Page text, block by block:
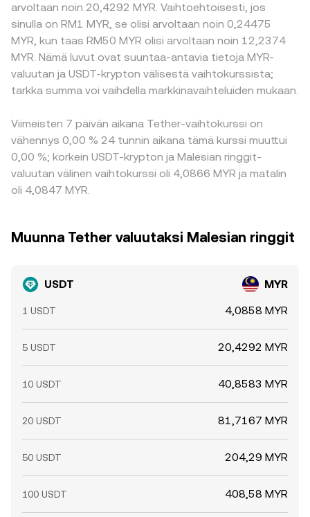
arvoltaan noin 20,4292 MYR. Vaihtoehtoisesti, jos
sinulla on RM1 MYR, se olisi arvoltaan noin 0,24475
MYR, kun taas RM50 MYR olisi arvoltaan noin 12,2374
MYR. Nämä luvut ovat suuntaa-antavia tietoja MYR-
valuutan ja USDT-krypton välisestä vaihtokurssista;
tarkka summa voi vaihdella markkinavaihteluiden mukaan.
Viimeisten 7 päivän aikana Tether-vaihtokurssi on
vähennys 0,00 % 24 tunnin aikana tämä kurssi muuttui
0,00 %; korkein USDT-krypton ja Malesian ringgit-
valuutan välinen vaihtokurssi oli 4,0866 MYR ja matalin
oli 4,0847 MYR.
Muunna Tether valuutaksi Malesian ringgit
USDT MYR
1 USDT 4,0858 MYR
5 USDT 20,4292 MYR
10 USDT 40,8583 MYR
20 USDT 81,7167 MYR
50 USDT 204,29 MYR
100 USDT 408,58 MYR